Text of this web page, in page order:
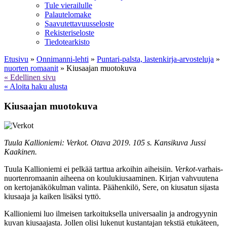
Tule vierailulle
Palautelomake
Saavutettavuusseloste
Rekisteriseloste
Tiedotearkisto
Etusivu » Onnimanni-lehti » Puntari-palsta, lastenkirja-arvosteluja »
nuorten romaanit » Kiusaajan muotokuva
« Edellinen sivu
« Aloita haku alusta
Kiusaajan muotokuva
Tuula Kallioniemi: Verkot. Otava 2019. 105 s. Kansikuva Jussi
Kaakinen.
Tuula Kallioniemi ei pelkää tarttua arkoihin aiheisiin. Verkot-varhais­
nuortenromaanin ai­heena on koulukiusaaminen. Kirjan vahvuutena
on kertojanäkökulman valinta. Päähenkilö, Sere, on kiusatun sijasta
kiusaaja ja kaiken lisäksi tyttö.
Kallioniemi luo ilmeisen tarkoituksella universaalin ja androgyynin
kuvan kiusaajasta. Jollen olisi lukenut kustantajan tekstiä etukäteen,